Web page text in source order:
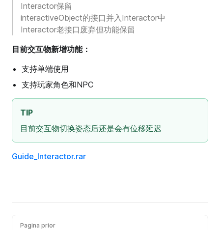
Interactor保留
interactiveObject的接口并入Interactor中
Interactor老接口废弃但功能保留
目前交互物新增功能：
支持单端使用
支持玩家角色和NPC
TIP
目前交互物切换姿态后还是会有位移延迟
Guide_Interactor.rar
Pagina prior